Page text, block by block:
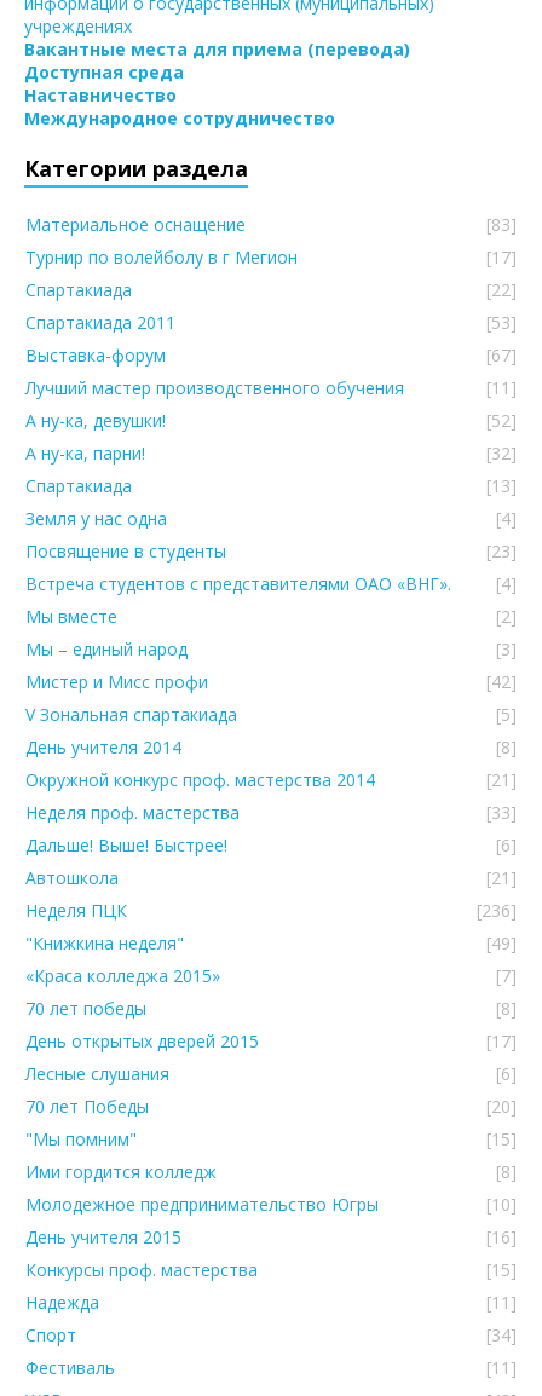
учреждениях
Вакантные места для приема (перевода)
Доступная среда
Наставничество
Международное сотрудничество
Категории раздела
Материальное оснащение
[83]
Турнир по волейболу в г Мегион
[17]
Спартакиада
[22]
Спартакиада 2011
[53]
Выставка-форум
[67]
Лучший мастер производственного обучения
[11]
А ну-ка, девушки!
[52]
А ну-ка, парни!
[32]
Спартакиада
[13]
Земля у нас одна
[4]
Посвящение в студенты
[23]
Встреча студентов с представителями ОАО «ВНГ».
[4]
Мы вместе
[2]
Мы – единый народ
[3]
Мистер и Мисс профи
[42]
V Зональная спартакиада
[5]
День учителя 2014
[8]
Окружной конкурс проф. мастерства 2014
[21]
Неделя проф. мастерства
[33]
Дальше! Выше! Быстрее!
[6]
Автошкола
[21]
Неделя ПЦК
[236]
"Книжкина неделя"
[49]
«Краса колледжа 2015»
[7]
70 лет победы
[8]
День открытых дверей 2015
[17]
Лесные слушания
[6]
70 лет Победы
[20]
"Мы помним"
[15]
Ими гордится колледж
[8]
Молодежное предпринимательство Югры
[10]
День учителя 2015
[16]
Конкурсы проф. мастерства
[15]
Надежда
[11]
Спорт
[34]
Фестиваль
[11]